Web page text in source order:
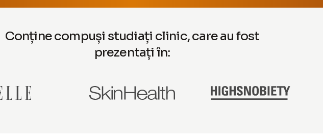
Conține compuși studiați clinic, care au fost
prezentați în: